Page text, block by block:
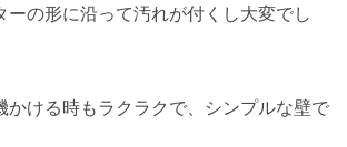
ーの形に沿って汚れが付くし大変でし
かける時もラクラクで、シンプルな壁で